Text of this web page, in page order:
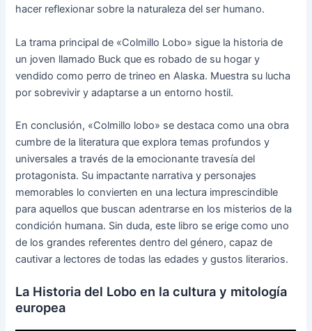
hacer reflexionar sobre la naturaleza del ser humano.
La trama principal de «Colmillo Lobo» sigue la historia de
un joven llamado Buck que es robado de su hogar y
vendido como perro de trineo en Alaska. Muestra su lucha
por sobrevivir y adaptarse a un entorno hostil.
En conclusión, «Colmillo lobo» se destaca como una obra
cumbre de la literatura que explora temas profundos y
universales a través de la emocionante travesía del
protagonista. Su impactante narrativa y personajes
memorables lo convierten en una lectura imprescindible
para aquellos que buscan adentrarse en los misterios de la
condición humana. Sin duda, este libro se erige como uno
de los grandes referentes dentro del género, capaz de
cautivar a lectores de todas las edades y gustos literarios.
La Historia del Lobo en la cultura y mitología
europea